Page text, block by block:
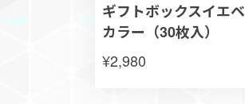
ギフトボックスイエベ
カラー（30枚入）
¥2,980